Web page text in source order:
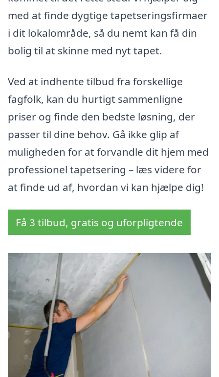
med at finde dygtige tapetseringsfirmaer
i dit lokalområde, så du nemt kan få din
bolig til at skinne med nyt tapet.
Ved at indhente tilbud fra forskellige
fagfolk, kan du hurtigt sammenligne
priser og finde den bedste løsning, der
passer til dine behov. Gå ikke glip af
muligheden for at forvandle dit hjem med
professionel tapetsering – læs videre for
at finde ud af, hvordan vi kan hjælpe dig!
Få 3 tilbud, gratis og uforpligtende